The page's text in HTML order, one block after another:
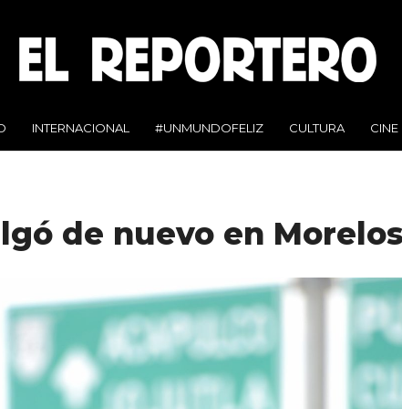
INTERNACIONAL #UNMUNDOFELIZ CULTURA CINE
de nuevo en